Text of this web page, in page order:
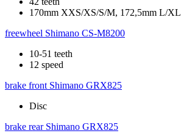
170mm XXS/XS/S/M, 172,5mm L/XL
freewheel Shimano CS-M8200
10-51 teeth
12 speed
brake front Shimano GRX825
Disc
brake rear Shimano GRX825